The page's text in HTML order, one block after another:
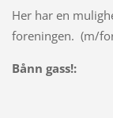
Her har en
foreningen. (m/
Bånn